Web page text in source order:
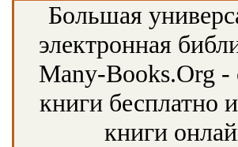
Большая
электронная
Many-Books.Org -
книги бесплатно
книги